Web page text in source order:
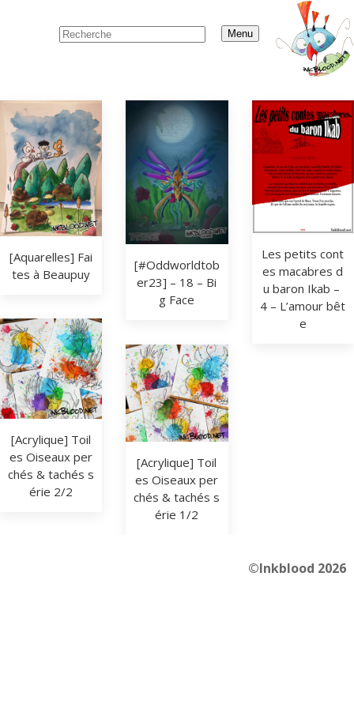
Menu
[Aquarelles] Fai
tes à Beaupuy
[#Oddworldtob
er23] – 18 – Bi
g Face
Les petits cont
es macabres d
u baron Ikab –
4 – L’amour bêt
e
[Acrylique] Toil
es Oiseaux per
chés & tachés s
érie 2/2
[Acrylique] Toil
es Oiseaux per
chés & tachés s
érie 1/2
©Inkblood 2026